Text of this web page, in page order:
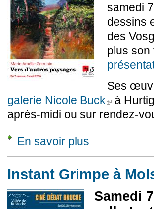
samedi
dessins
des
plus
Ses
galerie Nicole Buck (link is external)
à
après-midi ou sur rendez-
En savoir plus
Instant Grimpe à
Samedi